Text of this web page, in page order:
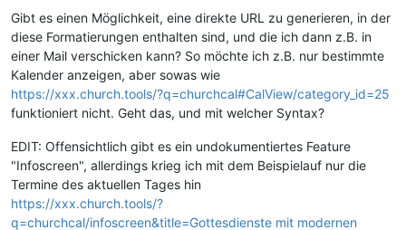
Gibt es einen Möglichkeit, eine direkte URL zu generieren, in der
diese Formatierungen enthalten sind, und die ich dann z.B. in
einer Mail verschicken kann? So möchte ich z.B. nur bestimmte
Kalender anzeigen, aber sowas wie
https://xxx.church.tools/?q=churchcal#CalView/category_id=25
funktioniert nicht. Geht das, und mit welcher Syntax?
EDIT: Offensichtlich gibt es ein undokumentiertes Feature
"Infoscreen", allerdings krieg ich mit dem Beispielauf nur die
Termine des aktuellen Tages hin
https://xxx.church.tools/?
q=churchcal/infoscreen&title=Gottesdienste mit modernen